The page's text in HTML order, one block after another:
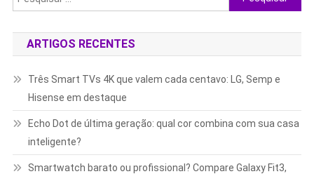
por:
ARTIGOS RECENTES
Três Smart TVs 4K que valem cada centavo: LG, Semp e
Hisense em destaque
Echo Dot de última geração: qual cor combina com sua casa
inteligente?
Smartwatch barato ou profissional? Compare Galaxy Fit3,